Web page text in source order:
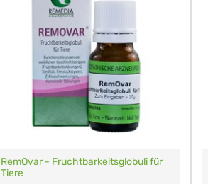
RemOvar - Fruchtbarkeitsglobuli für
Tiere